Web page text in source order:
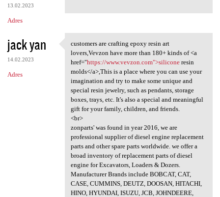
13.02.2023
Adres
jack yan
14.02.2023
Adres
customers are crafting epoxy
customers are crafting epoxy resin art
lovers,Vevzon have more than 180+ kinds of <a
href="https://www.vevzon.com">siliconeresin
molds</a>,This is a place where you can use your
imagination and try to make some unique and
special resin jewelry, such as pendants, storage
boxes, trays, etc. It's also a special and meaningful
gift for your family, children, and friends.
<br>
zonparts' was found in year 2016, we are
professional supplier of diesel engine replacement
parts and other spare parts worldwide. we offer a
broad inventory of replacement parts of diesel
engine for Excavators, Loaders & Dozers.
Manufacturer Brands include BOBCAT, CAT,
CASE, CUMMINS, DEUTZ, DOOSAN, HITACHI,
HINO, HYUNDAI, ISUZU, JCB, JOHNDEERE,